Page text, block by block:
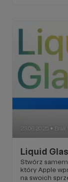
23.06.2025 ● Brak
Liquid
Stwórz
który Apple
na swoich